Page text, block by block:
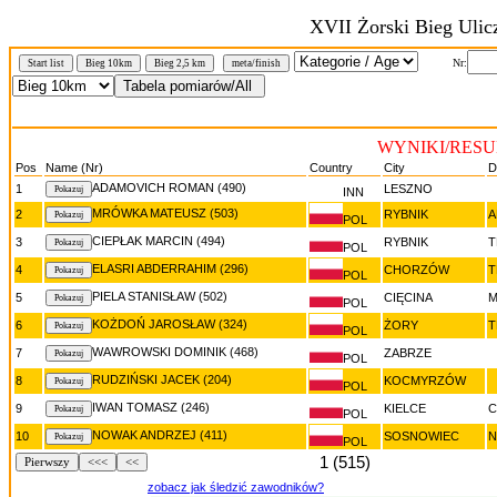
XVII Żorski Bieg
Start list Bieg 10km Bieg 2,5 km meta/finish Nr:
WYNIKI/
Pos Name (Nr) Country City
1
ADAMOVICH ROMAN (490) INN
LESZNO
2
MRÓWKA MATEUSZ (503) POL RYBNIK
3 CIEPŁAK MARCIN (494) POL RYBNIK
4 ELASRI ABDERRAHIM (296) POL CHORZÓW
5 PIELA STANISŁAW (502) POL CIĘCINA
6 KOŻDOŃ JAROSŁAW (324) POL ŻORY
7 WAWROWSKI DOMINIK (468) POL ZABRZE
8 RUDZIŃSKI JACEK (204) POL KOCMYRZÓW
9 IWAN TOMASZ (246) POL KIELCE
10 NOWAK ANDRZEJ (411) POL SOSNOWIEC
Pierwszy <<< << 1 (515)
zobacz jak śledzić zawodników?